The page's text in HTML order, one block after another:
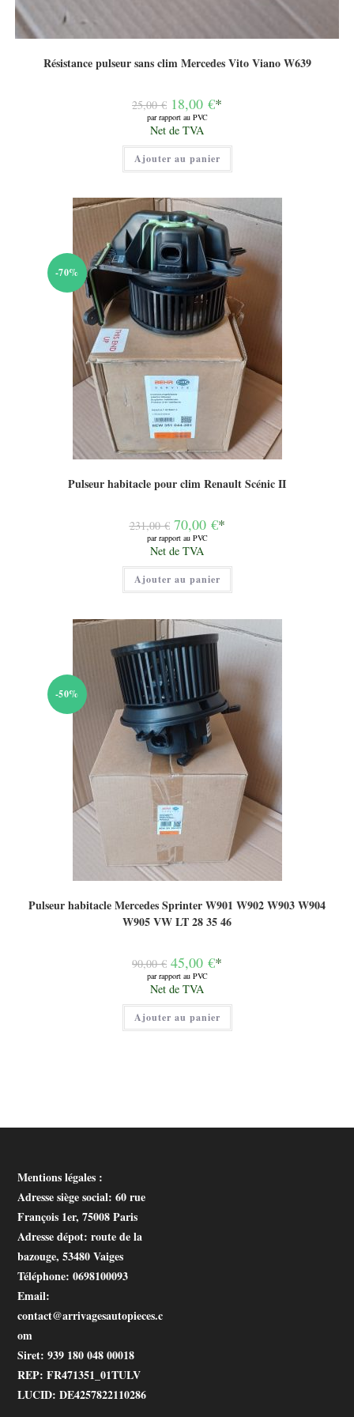
Résistance pulseur sans clim Mercedes Vito Viano W639
25,00€ Le
prix
initial
était :
25,00 €.
18,00 €*
par rapport au PVC
Le
prix
actuel
est :
18,00 €.
Net de TVA
Ajouter au panier
-70%
Pulseur habitacle pour clim Renault Scénic II
231,00€ Le
prix
initial
était :
231,00 €.
70,00 €*
par rapport au PVC
Le
prix
actuel
est :
70,00 €.
Net de TVA
Ajouter au panier
-50%
Pulseur habitacle Mercedes Sprinter W901 W902 W903 W904
W905 VW LT 28 35 46
90,00€ Le
prix
initial
était :
90,00 €.
45,00 €*
par rapport au PVC
Le
prix
actuel
est :
45,00 €.
Net de TVA
Ajouter au panier
Mentions légales :
Adresse siège social: 60 rue
François 1er, 75008 Paris
Adresse dépot: route de la
bazouge, 53480 Vaiges
Téléphone: 0698100093
Email:
contact@arrivagesautopieces.c
om
Siret: 939 180 048 00018
REP: FR471351_01TULV
LUCID: DE4257822110286